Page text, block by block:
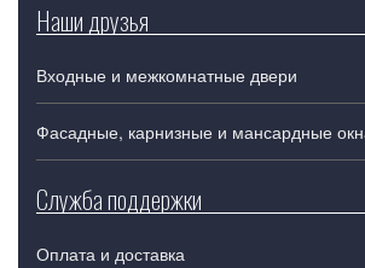
Наши друзья
Входные и межкомнатные двери
Фасадные, карнизные и мансардные
Служба поддержки
Оплата и доставка